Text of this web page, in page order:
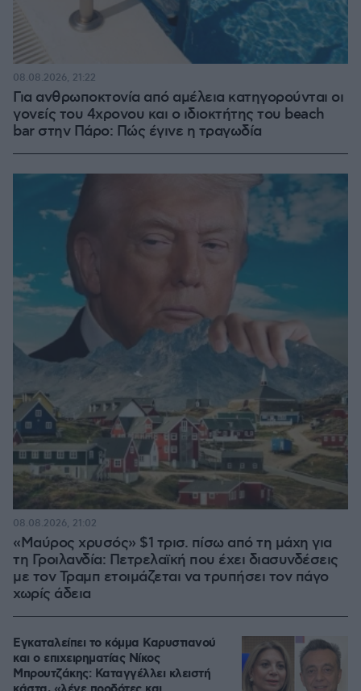
Για ανθρωποκτονία από αμέλεια κατηγορούνται οι
γονείς του 4χρονου και ο ιδιοκτήτης του beach
bar στην Πάρο: Πώς έγινε η τραγωδία
08.08.2026, 21:22
«Μαύρος χρυσός» $1 τρισ. πίσω από τη μάχη για
τη Γροιλανδία: Πετρελαϊκή που έχει διασυνδέσεις
με τον Τραμπ ετοιμάζεται να τρυπήσει τον πάγο
χωρίς άδεια
08.08.2026, 21:02
Εγκαταλείπει το κόμμα Καρυστιανού
και ο επιχειρηματίας Νίκος
Μπρουτζάκης: Καταγγέλλει κλειστή